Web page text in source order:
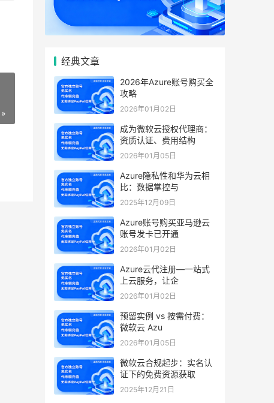
经典文章
2026年Azure账号购买全
攻略
2026年01月02日
成为微软云授权代理商：
资质认证、费用结构
2026年01月05日
Azure隐私性和华为云相
比：数据掌控与
2025年12月09日
Azure账号购买亚马逊云
账号发卡已开通
2026年01月02日
Azure云代注册—一站式
上云服务，让企
2026年01月02日
预留实例 vs 按需付费：
微软云 Azu
2026年01月05日
微软云合规起步：实名认
证下的免费资源获取
2025年12月21日